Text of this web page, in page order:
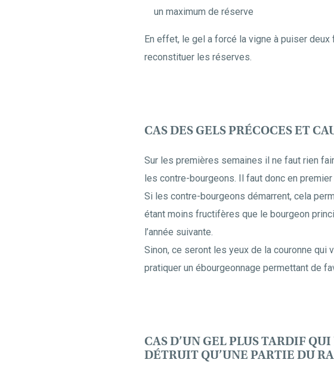
un maximum de réserve
En effet, le gel a forcé la vigne à puiser
reconstituer les réserves.
CAS DES GELS PRÉCOCES ET
Sur les premières semaines il ne faut rien
les contre-bourgeons. Il faut donc en
Si les contre-bourgeons démarrent, cela
étant moins fructifères que le bourgeon
l’année suivante.
Sinon, ce seront les yeux de la couronne qui
pratiquer un ébourgeonnage permettant de
CAS D’UN GEL PLUS TARDIF QUI
DÉTRUIT QU’UNE PARTIE DU